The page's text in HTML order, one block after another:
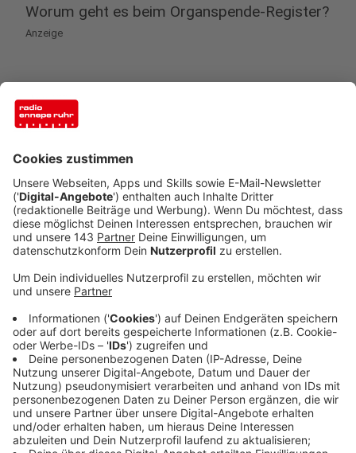
Worum geht es beim Organspende-Register?
Anzeige
Gewebespende (Organspende-Register) ist ein
zentrales elektronisches Verzeichnis, in dem die
Gewebespende festgehalten werden kann. Der Eintrag
ist freiwillig und kostenlos. Er kann jederzeit geändert
oder widerrufen werden. Infos dazu gibt es aufdieser
allgemeinen Webseite.
Ab dem 18. März 2024 ist die persönliche Erklärung zur
Organ- und Gewebespende möglich. In der zweiten
Stufe, ab Juli 2024, sollen alle
Entnahmekrankenhäuser an das Organspende-Register
angeschlossen werden. Zwischen Juli und September
2024 soll das Register über die Krankenkassen-Apps
erreicht werden. In der letzten Stufe ab 2025 werden
auch Gewebeeinrichtungen an das Register
Abrufmöglichkeiten erhalten.
Anzeige